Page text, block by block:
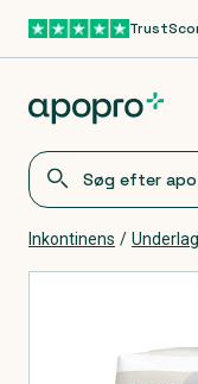
Gå til hovedindhold
Inkontinens / Underlag